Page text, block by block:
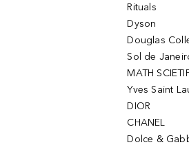
Rituals
Dyson
Douglas
Sol de
MATH
Yves Saint
DIOR
CHANEL
Dolce &